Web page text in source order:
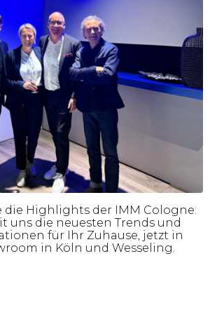
die Highlights der IMM Cologne:
uns die neuesten Trends und
für Ihr Zuhause, jetzt in
in Köln und Wesseling.